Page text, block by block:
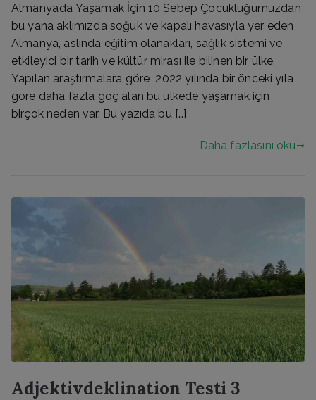
Almanya’da Yaşamak İçin 10 Sebep Çocukluğumuzdan
bu yana aklımızda soğuk ve kapalı havasıyla yer eden
Almanya, aslında eğitim olanakları, sağlık sistemi ve
etkileyici bir tarih ve kültür mirası ile bilinen bir ülke.
Yapılan araştırmalara göre 2022 yılında bir önceki yıla
göre daha fazla göç alan bu ülkede yaşamak için
birçok neden var. Bu yazıda bu […]
Daha fazlasını oku
Adjektivdeklination Testi 3